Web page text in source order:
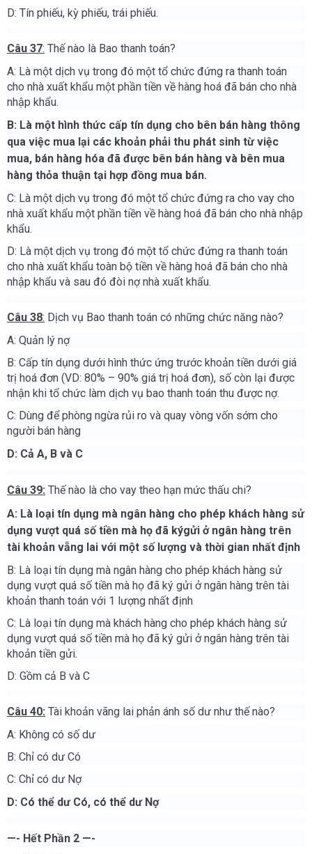
D: Tín phiếu, kỳ phiếu, trái phiếu.
Câu 37: Thế nào là Bao thanh toán?
A: Là một dịch vụ trong đó một tổ chức đứng ra thanh toán
cho nhà xuất khẩu một phần tiền về hàng hoá đã bán cho nhà
nhập khẩu.
B: Là một hình thức cấp tín dụng cho bên bán hàng thông
qua việc mua lại các khoản phải thu phát sinh từ việc
mua, bán hàng hóa đã được bên bán hàng và bên mua
hàng thỏa thuận tại hợp đồng mua bán.
C: Là một dịch vụ trong đó một tổ chức đứng ra cho vay cho
nhà xuất khẩu một phần tiền về hàng hoá đã bán cho nhà nhập
khẩu.
D: Là một dịch vụ trong đó một tổ chức đứng ra thanh toán
cho nhà xuất khẩu toàn bộ tiền về hàng hoá đã bán cho nhà
nhập khẩu và sau đó đòi nợ nhà xuất khẩu.
Câu 38: Dịch vụ Bao thanh toán có những chức năng nào?
A: Quản lý nợ
B: Cấp tín dụng dưới hình thức ứng trước khoản tiền dưới giá
trị hoá đơn (VD: 80% – 90% giá trị hoá đơn), số còn lại được
nhận khi tổ chức làm dịch vụ bao thanh toán thu được nợ.
C: Dùng để phòng ngừa rủi ro và quay vòng vốn sớm cho
người bán hàng
D: Cả A, B và C
Câu 39: Thế nào là cho vay theo hạn mức thấu chi?
A: Là loại tín dụng mà ngân hàng cho phép khách hàng sử
dụng vượt quá số tiền mà họ đã kýgửi ở ngân hàng trên
tài khoản vẵng lai với một số lượng và thời gian nhất định
B: Là loại tín dụng mà ngân hàng cho phép khách hàng sử
dụng vượt quá số tiền mà họ đã ký gửi ở ngân hàng trên tài
khoản thanh toán với 1 lượng nhất định
C: Là loại tín dụng mà khách hàng cho phép khách hàng sử
dụng vượt quá số tiền mà họ đã ký gửi ở ngân hàng trên tài
khoản tiền gửi.
D: Gồm cả B và C
Câu 40: Tài khoản vãng lai phản ánh số dư như thế nào?
A: Không có số dư
B: Chỉ có dư Có
C: Chỉ có dư Nợ
D: Có thể dư Có, có thể dư Nợ
—- Hết Phần 2 —-